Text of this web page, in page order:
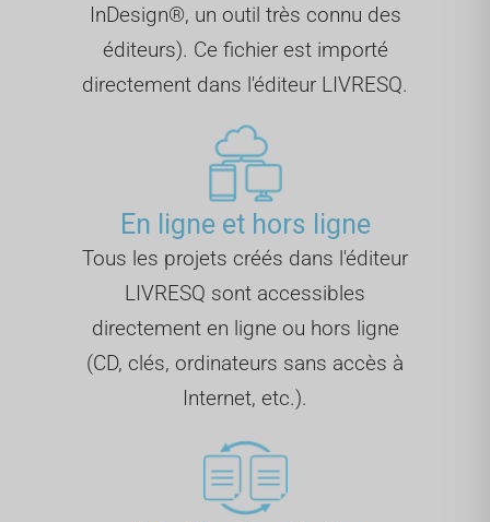
InDesign®, un outil très connu des
éditeurs). Ce fichier est importé
directement dans l'éditeur LIVRESQ.
En ligne et hors ligne
Tous les projets créés dans l'éditeur
LIVRESQ sont accessibles
directement en ligne ou hors ligne
(CD, clés, ordinateurs sans accès à
Internet, etc.).